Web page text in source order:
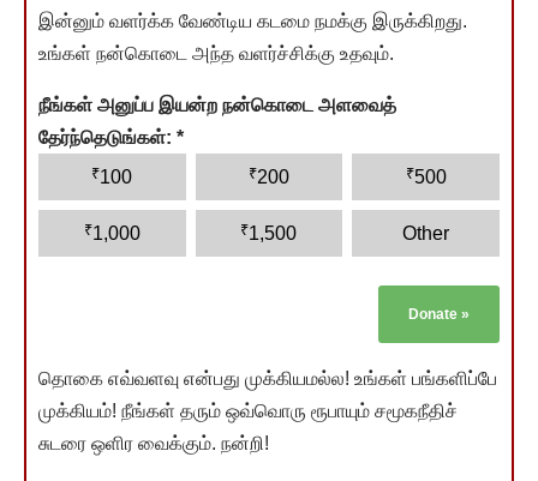
இன்னும் வளர்க்க வேண்டிய கடமை நமக்கு இருக்கிறது.
உங்கள் நன்கொடை அந்த வளர்ச்சிக்கு உதவும்.
நீங்கள் அனுப்ப இயன்ற நன்கொடை அளவைத்
தேர்ந்தெடுங்கள்: *
₹100 ₹200 ₹500
₹1,000 ₹1,500 Other
Donate »
தொகை எவ்வளவு என்பது முக்கியமல்ல! உங்கள் பங்களிப்பே
முக்கியம்! நீங்கள் தரும் ஒவ்வொரு ரூபாயும் சமூகநீதிச்
சுடரை ஒளிர வைக்கும். நன்றி!